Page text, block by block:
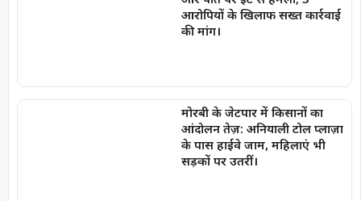
आरोपियों के खिलाफ सख्त कार्रवाई
की मांग।
मोरबी के जेटपार में किसानों का
आंदोलन तेज़: अनियाली टोल प्लाज़ा
के पास हाईवे जाम, महिलाएं भी
सड़कों पर उतरीं।